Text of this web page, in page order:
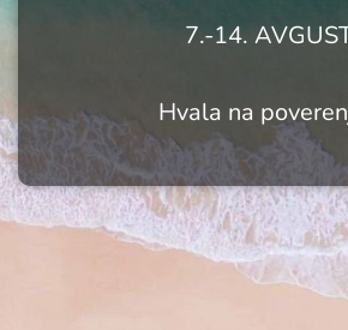
7.-14.
Hvala na